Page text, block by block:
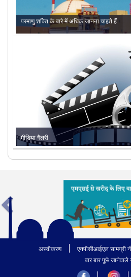
18/08/2025भारत की परमाणु
22/07/2024जीएचएवीपी टाउनशिप
कार्यान्वयन।
undefined
परमाणु शक्ति के बारे में अधिक जानना चाहते हैं
मीडिया गैलरी
अस्वीकरण एनपीसीआईएल सामग्री
बार बार पूछे